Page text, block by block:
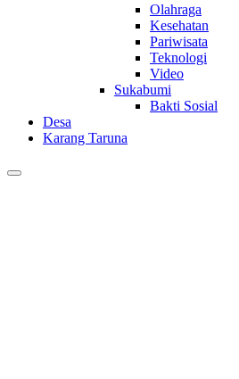
Olahraga
Kesehatan
Pariwisata
Teknologi
Video
Sukabumi
Bakti Sosial
Desa
Karang Taruna